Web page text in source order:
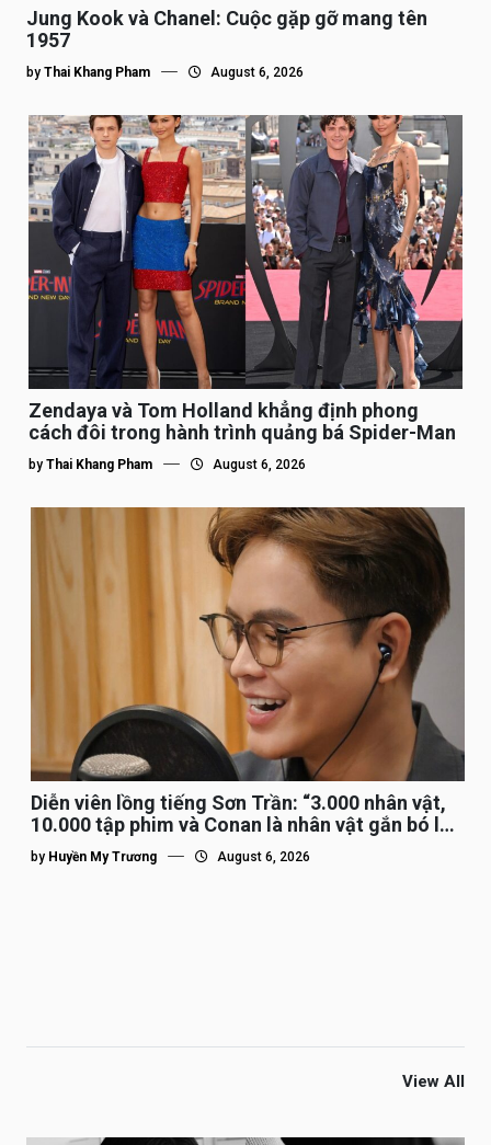
Jung Kook và Chanel: Cuộc gặp gỡ mang tên
1957
by Thai Khang Pham August 6, 2026
Zendaya và Tom Holland khẳng định phong
cách đôi trong hành trình quảng bá Spider-Man
by Thai Khang Pham August 6, 2026
Diễn viên lồng tiếng Sơn Trần: “3.000 nhân vật,
10.000 tập phim và Conan là nhân vật gắn bó lâu
nhất”
by Huyền My Trương August 6, 2026
View All